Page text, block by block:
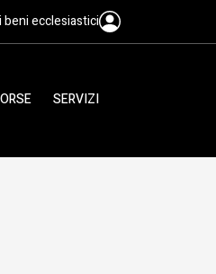
beni ecclesiastici
SERVIZI